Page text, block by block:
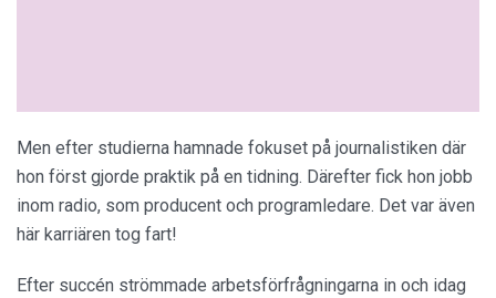
Men efter studierna hamnade fokuset på journalistiken där
hon först gjorde praktik på en tidning. Därefter fick hon jobb
inom radio, som producent och programledare. Det var även
här karriären tog fart!
Efter succén strömmade arbetsförfrågningarna in och idag